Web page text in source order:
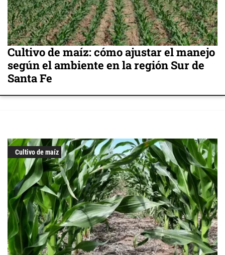
Cultivo de maíz: cómo ajustar el manejo
según el ambiente en la región Sur de
Santa Fe
Cultivo de maíz